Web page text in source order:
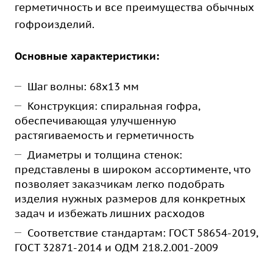
герметичность и все преимущества обычных
гофроизделий.
Основные характеристики:
Шаг волны: 68х13 мм
Конструкция: спиральная гофра,
обеспечивающая улучшенную
растягиваемость и герметичность
Диаметры и толщина стенок:
представлены в широком ассортименте, что
позволяет заказчикам легко подобрать
изделия нужных размеров для конкретных
задач и избежать лишних расходов
Соответствие стандартам: ГОСТ 58654-2019,
ГОСТ 32871-2014 и ОДМ 218.2.001-2009